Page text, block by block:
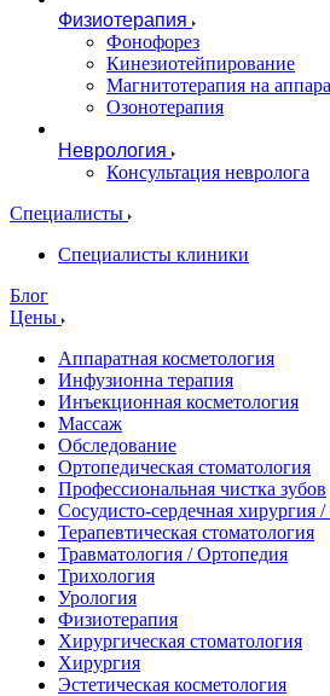
Физиотерапия
Фонофорез
Кинезиотейпирование
Магнитотерапия на
Озонотерапия
Неврология
Консультация невролога
Специалисты
Специалисты клиники
Блог
Цены
Аппаратная косметология
Инфузионна терапия
Инъекционная косметология
Массаж
Обследование
Ортопедическая стоматология
Профессиональная чистка зубов
Сосудисто-сердечная хирургия
Терапевтическая стоматология
Травматология / Ортопедия
Трихология
Урология
Физиотерапия
Хирургическая стоматология
Хирургия
Эстетическая косметология